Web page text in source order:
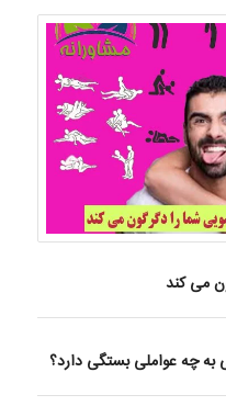
می کند
به چه عواملی بستگی دارد؟